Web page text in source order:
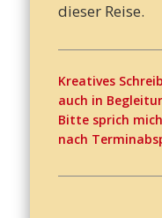
dieser Reise.
Kreatives
auch in
Bitte sprich
nach